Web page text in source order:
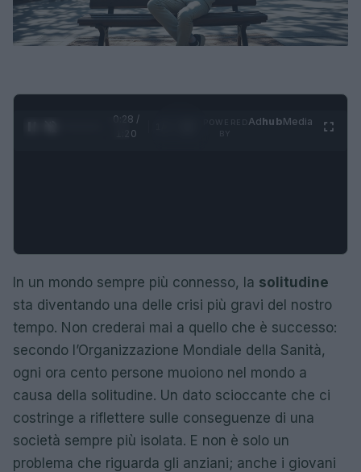
0:29 /
1:20
AdhubMedia
In un mondo sempre più connesso, la solitudine
sta diventando una delle crisi più gravi del nostro
tempo. Non crederai mai a quello che è successo:
secondo l’Organizzazione Mondiale della Sanità,
ogni ora cento persone muoiono nel mondo a
causa della solitudine. Un dato scioccante che ci
costringe a riflettere sulle conseguenze di una
società sempre più isolata. E non è solo un
problema che riguarda gli anziani; anche i giovani